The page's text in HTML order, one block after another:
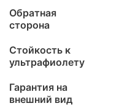
Обратная
сторона
Стойкость к
ультрафиолету
Гарантия на
внешний вид